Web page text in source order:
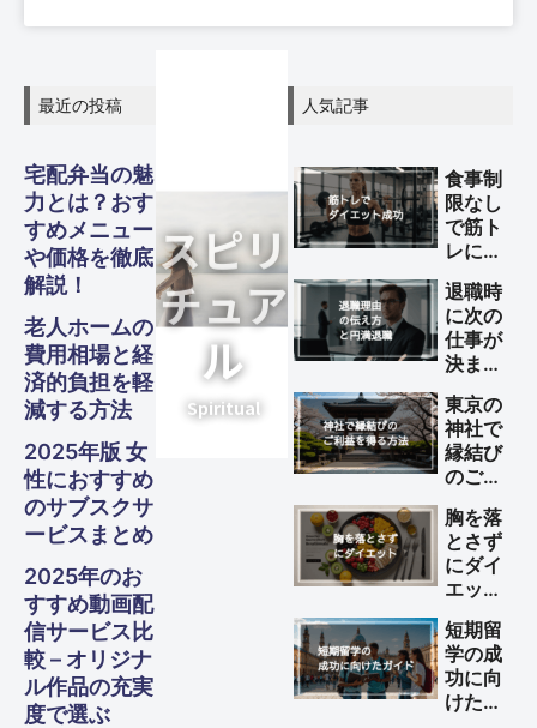
最近の投稿
宅配弁当の魅
力とは？おす
すめメニュー
や価格を徹底
解説！
老人ホームの
費用相場と経
済的負担を軽
減する方法
2025年版 女
性におすすめ
のサブスクサ
ービスまとめ
2025年のお
すすめ動画配
信サービス比
較 – オリジナ
ル作品の充実
度で選ぶ
ガジェ
ット
Gadgets
スピリ
チュア
ル
Spiritual
ビジネ
ス
Business
ファイ
ナンス
Finance
メ・フ
ード
Gourmet・
Food
旅行
Travel
美容・
健康
Beauty
Other
S
ガジェ
ット
Gadgets
スピリ
チュア
ル
Spiritual
ビジネ
ス
Business
ファイ
ナンス
Finance
メ・フ
ード
Gourmet・
Food
旅行
Travel
美容・
健康
Beauty
Other
S
ガジェ
ット
Gadgets
スピリ
チュア
ル
Spiritual
ビジネ
ス
Business
ファイ
ナンス
Finance
メ・フ
ード
Gourmet・
Food
旅行
Travel
美容・
健康
Beauty
Other
S
人気記事
食事制
限なし
で筋ト
レによ
エット
を成功
させる
方法
退職時
に次の
仕事が
決まっ
い理由
の伝え
方と円
満退職
のため
のポイ
ント
東京の
神社で
縁結び
のご利
る方法
胸を落
とさず
にダイ
エット
法
短期留
学の成
功に向
けた完